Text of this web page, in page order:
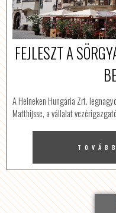
FEJLESZT A
A Heineken Hungária Zrt.
Matthijsse, a vállalat